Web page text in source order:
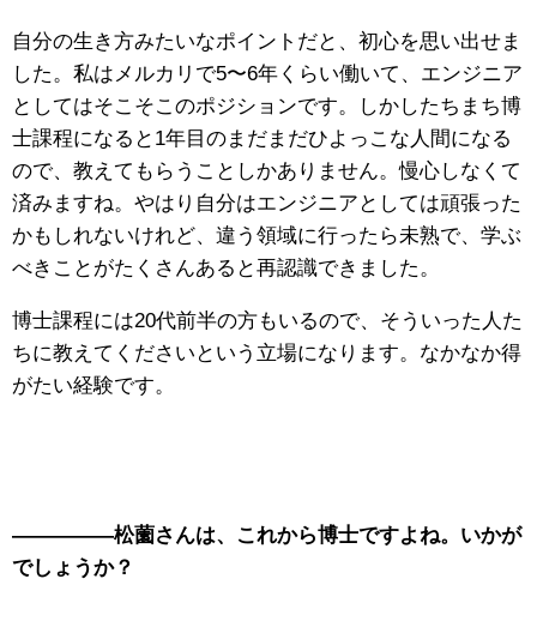
自分の生き方みたいなポイントだと、初心を思い出せま
した。私はメルカリで5〜6年くらい働いて、エンジニア
としてはそこそこのポジションです。しかしたちまち博
士課程になると1年目のまだまだひよっこな人間になる
ので、教えてもらうことしかありません。慢心しなくて
済みますね。やはり自分はエンジニアとしては頑張った
かもしれないけれど、違う領域に行ったら未熟で、学ぶ
べきことがたくさんあると再認識できました。
博士課程には20代前半の方もいるので、そういった人た
ちに教えてくださいという立場になります。なかなか得
がたい経験です。
—————松薗さんは、これから博士ですよね。いかが
でしょうか？